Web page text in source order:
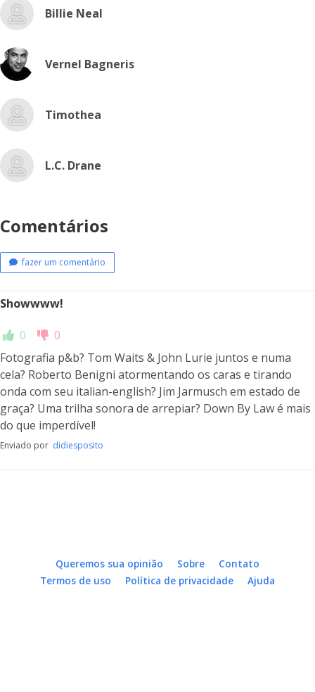
Billie Neal
Vernel Bagneris
Timothea
L.C. Drane
Comentários
fazer um comentário
Showwww!
0
0
Fotografia p&b? Tom Waits & John Lurie juntos e numa
cela? Roberto Benigni atormentando os caras e tirando
onda com seu italian-english? Jim Jarmusch em estado de
graça? Uma trilha sonora de arrepiar? Down By Law é mais
do que imperdível!
Enviado por didiesposito
Queremos sua opinião Sobre
Contato
Termos de uso
Política de privacidade Ajuda